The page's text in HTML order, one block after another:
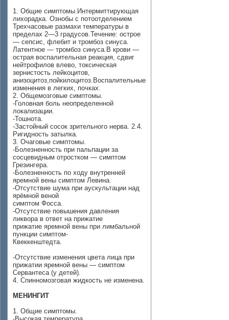
1. Общие симптомы.Интермиттирующая
лихорадка. Ознобы с потоотделением
Трехчасовые размахи температуры в
пределах 2—3 градусов.Течение: острое
— сепсис, флебит и тромбоз синуса.
Латентное — тромбоз синуса.В крови —
острая воспалительная реакция, сдвиг
нейтрофилов влево, токсическая
зернистость лейкоцитов,
анизоцитоз,пойкилоцитоз.Воспалительные
изменения в легких, почках.
2. Общемозговые симптомы.
-Головная боль неопределенной
локализации.
-Тошнота.
-Застойный сосок зрительного нерва. 2.4.
Ригидность затылка.
3. Очаговые симптомы.
-Болезненность при пальпации за
сосцевидным отростком — симптом
Грезингера.
-Болезненность по ходу внутренней
яремной вены симптом Левина.
-Отсутствие шума при аускультации над
ярёмной веной
симптом Фосса.
-Отсутствие повышения давления
ликвора в ответ на прижатие
прижатие яремной вены при лимбальной
пункции симптом-
Квеккенштедта.
-Отсутствие изменения цвета лица при
прижатии яремной вены — симптом
Сервантеса (у детей).
4. Спинномозговая жидкость не изменена.
МЕНИНГИТ
1. Общие симптомы.